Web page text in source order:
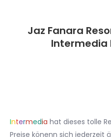
Jaz Fanara
Intermedia
Intermedia hat dieses tolle
Preise könenn sich jederzeit